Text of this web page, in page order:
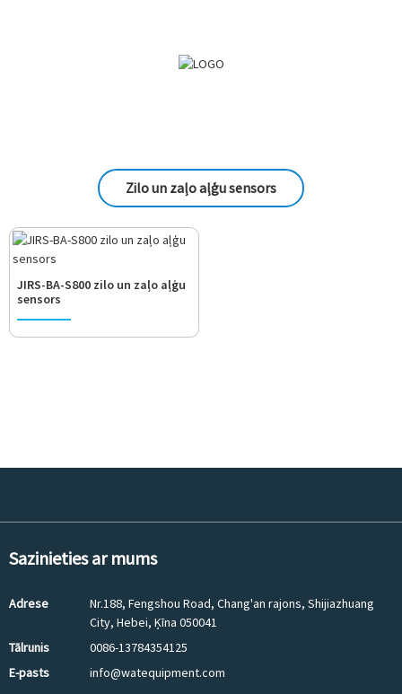
Zilo un zaļo aļģu sensors
JIRS-BA-S800 zilo un zaļo aļģu
sensors
Sazinieties ar mums
Adrese
Nr.188, Fengshou Road, Chang'an rajons, Shijiazhuang
City, Hebei, Ķīna 050041
Tālrunis
0086-13784354125
E-pasts
info@watequipment.com